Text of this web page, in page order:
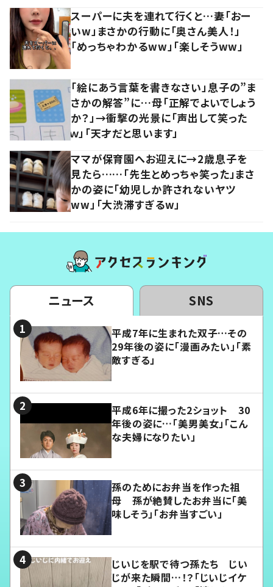
スーパーに夫を連れて行くと…妻「おー
いw」まさかの行動に「奥さん美人！」
「めっちゃわかるww」「楽しそうww」
「絵にあう言葉を書きなさい」息子の”ま
さかの解答”に…母「正解でよいでしょう
か？」→衝撃の光景に「声出して笑った
ｗ」「天才だと思います」
ママが保育園へお迎えに→2歳息子を
見たら……「先生とめっちゃ笑った」まさ
かの姿に「幼児しか許されないヤツ
ww」「大渋滞すぎるw」
ニュース SNS
平成7年に生まれた双子…その
29年後の姿に「漫画みたい」「素
敵すぎる」
平成6年に撮った2ショット 30
年後の姿に…「美男美女」「こん
な夫婦になりたい」
孫のためにお弁当を作った祖
母 孫が絶賛したお弁当に「美
味しそう」「お弁当すごい」
じいじを駅で待つ孫たち じい
じが来た瞬間…！？「じいじイケ